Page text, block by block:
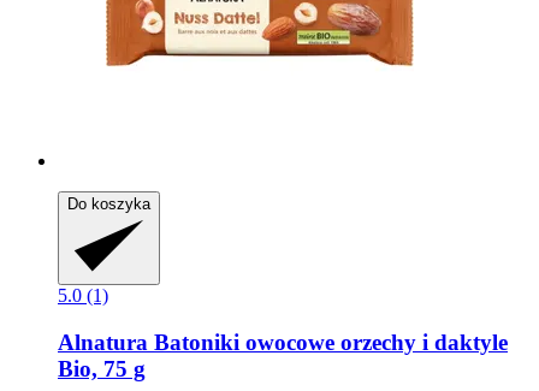
Do koszyka
5.0 (1)
Alnatura Batoniki owocowe orzechy i daktyle
Bio, 75 g